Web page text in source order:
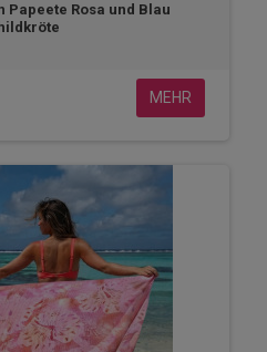
Papeete Rosa und Blau
MEHR